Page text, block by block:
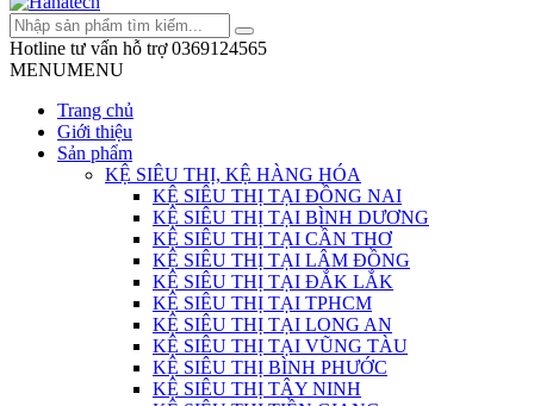
Hotline tư vấn hỗ trợ 0369124565
MENUMENU
Trang chủ
Giới thiệu
Sản phẩm
KỆ SIÊU THỊ, KỆ HÀNG HÓA
KỆ SIÊU THỊ TẠI ĐỒNG NAI
KỆ SIÊU THỊ TẠI BÌNH DƯƠNG
KỆ SIÊU THỊ TẠI CẦN THƠ
KỆ SIÊU THỊ TẠI LÂM ĐỒNG
KỆ SIÊU THỊ TẠI ĐẮK LẮK
KỆ SIÊU THỊ TẠI TPHCM
KỆ SIÊU THỊ TẠI LONG AN
KỆ SIÊU THỊ TẠI VŨNG TÀU
KỆ SIÊU THỊ BÌNH PHƯỚC
KỆ SIÊU THỊ TÂY NINH